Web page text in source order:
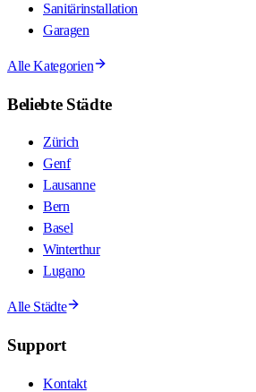
Sanitärinstallation
Garagen
Alle Kategorien
Beliebte Städte
Zürich
Genf
Lausanne
Bern
Basel
Winterthur
Lugano
Alle Städte
Support
Kontakt